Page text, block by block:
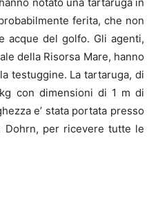
ferita, che non
acque del golfo. Gli agenti,
della Risorsa Mare, hanno
testuggine. La tartaruga, di
con dimensioni di 1 m di
e’ stata portata presso
Dohrn, per ricevere tutte le